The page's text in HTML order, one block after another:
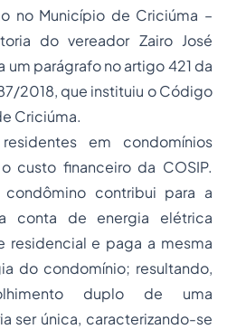
no Município de Criciúma –
do vereador Zairo José
parágrafo no artigo 421 da
2018, que instituiu o Código
Criciúma.
em condomínios
custo financeiro da COSIP.
contribui para a
conta de energia elétrica
residencial e paga a mesma
do condomínio; resultando,
duplo de uma
ser única, caracterizando-se